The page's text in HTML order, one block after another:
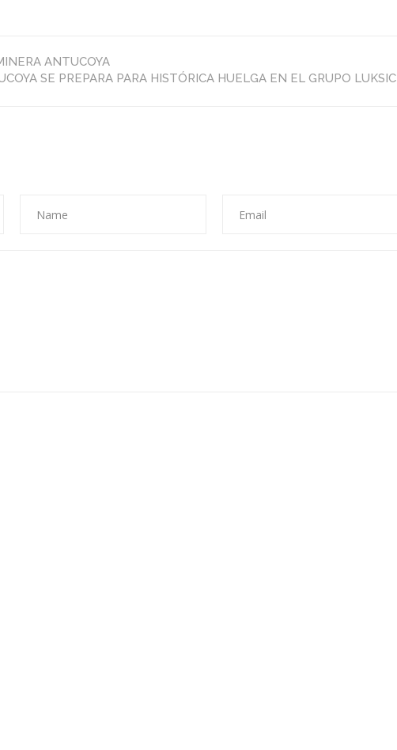
por
practicas
ANTUCOYA
SE PREPARA PARA HISTÓRICA HUELGA EN EL GRUPO LUKSIC